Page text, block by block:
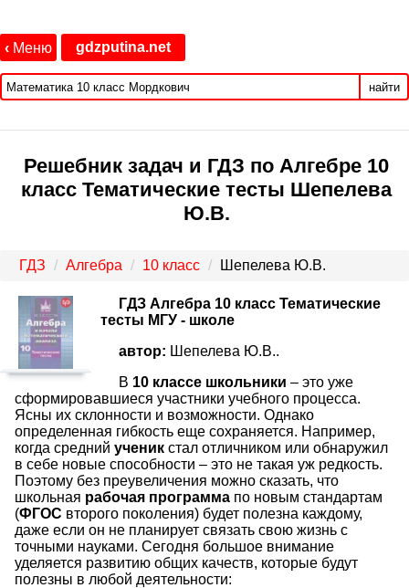
‹ Меню gdzputina.net
найти
Решебник задач и ГДЗ по Алгебре 10
класс Тематические тесты Шепелева
Ю.В.
ГДЗ Алгебра 10 класс Шепелева Ю.В.
ГДЗ Алгебра 10 класс Тематические
тесты МГУ - школе
автор: Шепелева Ю.В..
В 10 классе школьники – это уже
сформировавшиеся участники учебного процесса.
Ясны их склонности и возможности. Однако
определенная гибкость еще сохраняется. Например,
когда средний ученик стал отличником или обнаружил
в себе новые способности – это не такая уж редкость.
Поэтому без преувеличения можно сказать, что
школьная рабочая программа по новым стандартам
(ФГОС второго поколения) будет полезна каждому,
даже если он не планирует связать свою жизнь с
точными науками. Сегодня большое внимание
уделяется развитию общих качеств, которые будут
полезны в любой деятельности: